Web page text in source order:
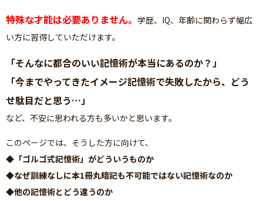
特殊な才能は必要ありません。 学歴、IQ、年齢に関わらず幅広
い方に習得していただけます。
「そんなに都合のいい記憶術が本当にあるのか？」
「今までやってきたイメージ記憶術で失敗したから、どう
せ駄目だと思う…」
など、不安に思われる方も多いかと思います。
このページでは、そうした方に向けて、
◆「ゴルゴ式記憶術」がどういうものか
◆なぜ訓練なしに本1冊丸暗記も不可能ではない記憶術なのか
◆他の記憶術とどう違うのか